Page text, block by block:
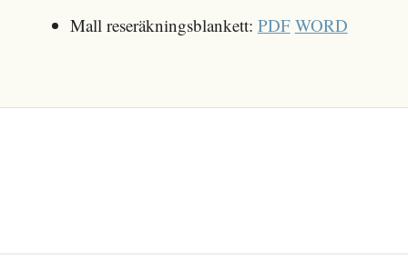
Mall reseräkningsblankett: PDF WORD